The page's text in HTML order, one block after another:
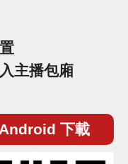
主播包廂
Android 下載